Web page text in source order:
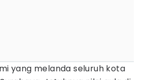
yang melanda seluruh kota